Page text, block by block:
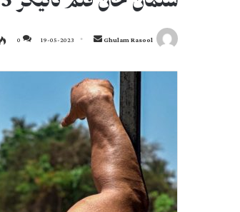
Ghulam Rasool
Send
email
19-05-2023
0